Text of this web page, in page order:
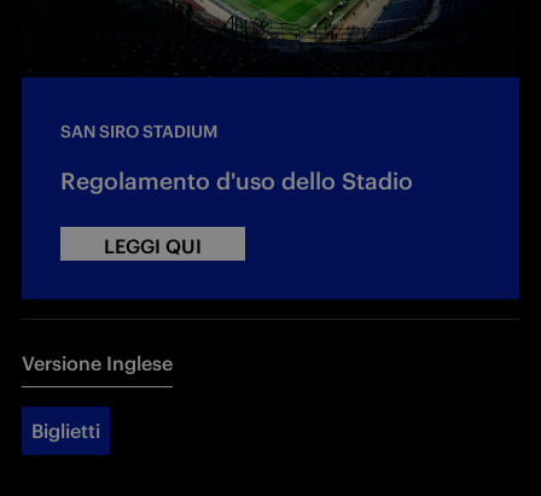
SAN SIRO STADIUM
Regolamento d'uso dello Stadio
LEGGI QUI
Versione Inglese
Biglietti